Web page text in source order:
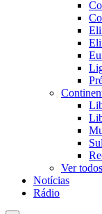
Ver
Notícias
Rádio